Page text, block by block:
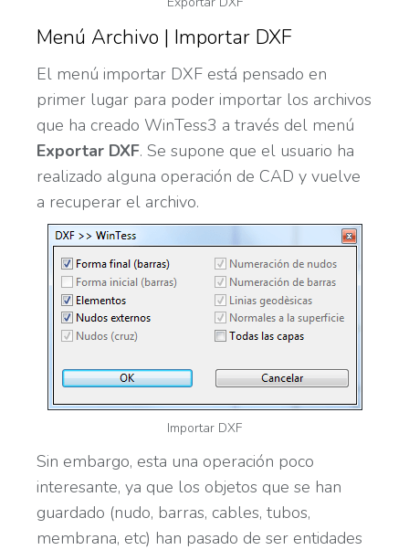
Menú Archivo | Importar DXF
El menú importar DXF está pensado en
primer lugar para poder importar los archivos
que ha creado WinTess3 a través del menú
Exportar DXF. Se supone que el usuario ha
realizado alguna operación de CAD y vuelve
a recuperar el archivo.
Importar DXF
Sin embargo, esta una operación poco
interesante, ya que los objetos que se han
guardado (nudo, barras, cables, tubos,
membrana, etc) han pasado de ser entidades